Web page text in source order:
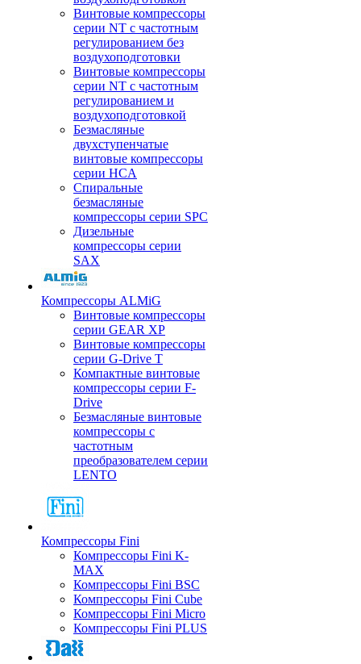
Винтовые компрессоры
серии NT с частотным
регулированием без
воздухоподготовки
Винтовые компрессоры
серии NT с частотным
регулированием и
воздухоподготовкой
Безмасляные
двухступенчатые
винтовые компрессоры
серии HCA
Спиральные
безмасляные
компрессоры серии SPC
Дизельные
компрессоры серии
SAX
Компрессоры ALMiG
Винтовые компрессоры
серии GEAR XP
Винтовые компрессоры
серии G-Drive T
Компактные винтовые
компрессоры серии F-
Drive
Безмасляные винтовые
компрессоры с
частотным
преобразователем серии
LENTO
Компрессоры Fini
Компрессоры Fini K-
MAX
Компрессоры Fini BSC
Компрессоры Fini Cube
Компрессоры Fini Micro
Компрессоры Fini PLUS